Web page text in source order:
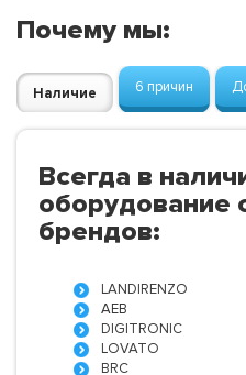
Почему мы:
Наличие 6 причин
Всегда в
брендов:
LANDIRENZO
AEB
DIGITRONIC
LOVATO
BRC